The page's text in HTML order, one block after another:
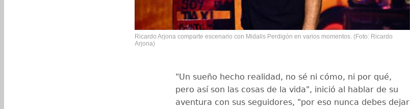
Ricardo Arjona comparte escenario con Midalis Perdigón en varios momentos. (Foto: Ricardo
Arjona)
"Un sueño hecho realidad, no sé ni cómo, ni por qué,
pero así son las cosas de la vida", inició al hablar de su
aventura con sus seguidores, "por eso nunca debes dejar